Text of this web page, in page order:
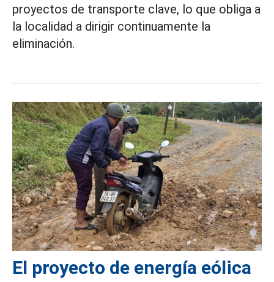
proyectos de transporte clave, lo que obliga a
la localidad a dirigir continuamente la
eliminación.
El proyecto de energía eólica